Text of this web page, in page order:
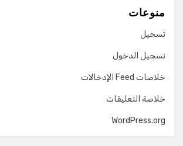
منوعات
تسجيل
تسجيل الدخول
خلاصات Feed الإدخالات
خلاصة التعليقات
WordPress.org